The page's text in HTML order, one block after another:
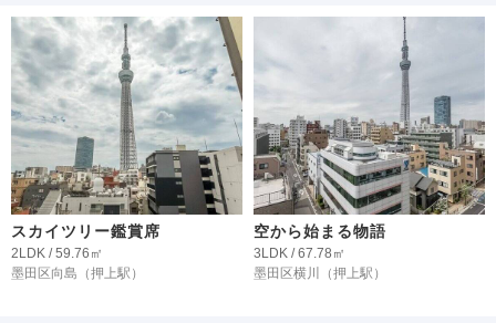
スカイツリー鑑賞席
2LDK / 59.76㎡
墨田区向島 （押上駅）
空から始まる物語
3LDK / 67.78㎡
墨田区横川
（押上駅）